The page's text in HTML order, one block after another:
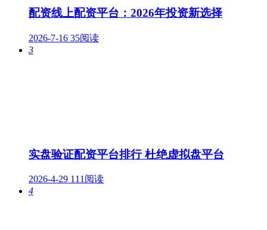
配资线上配资平台：2026年投资新选择
2026-7-16 35阅读
3
实盘验证配资平台排行 杜绝虚拟盘平台
2026-4-29 111阅读
4